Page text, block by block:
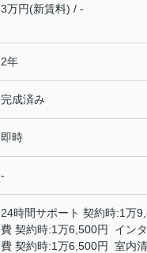
3万円(新賃料) / -
2年
完成済み
即時
-
24時間サポート 契約時:1万
費 契約時:1万6,500円 イン
費 契約時:1万6,500円 室内